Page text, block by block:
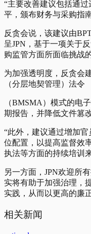
“主要改善建议包括通
平，颁布财务与采购指
反贪会说，该建议由
呈JPN，基于一项关于
购监管方面所面临挑战
为加强透明度，反贪会
（分层地契管理）法令
（BMSMA）模式的电
期报告，并降低文件篡
“此外，建议通过增加
位配置，以提高监督效
执法等方面的持续培训
另一方面，JPN欢迎所
实将有助于加强治理，
实践，从而以更高的廉
相关新闻